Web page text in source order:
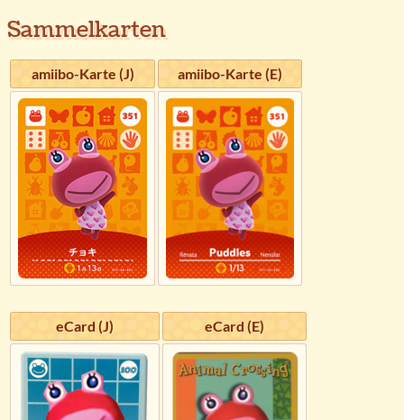
Sammelkarten
amiibo-Karte (J) amiibo-Karte (E)
eCard (J) eCard (E)